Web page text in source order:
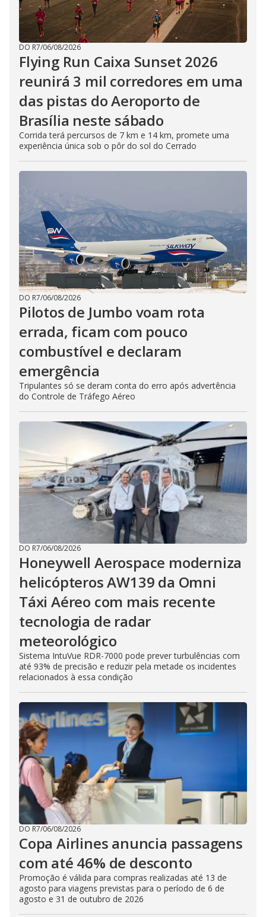
DO R7/06/08/2026
Flying Run Caixa Sunset 2026
reunirá 3 mil corredores em uma
das pistas do Aeroporto de
Brasília neste sábado
Corrida terá percursos de 7 km e 14 km, promete uma
experiência única sob o pôr do sol do Cerrado
DO R7/06/08/2026
Pilotos de Jumbo voam rota
errada, ficam com pouco
combustível e declaram
emergência
Tripulantes só se deram conta do erro após advertência
do Controle de Tráfego Aéreo
DO R7/06/08/2026
Honeywell Aerospace moderniza
helicópteros AW139 da Omni
Táxi Aéreo com mais recente
tecnologia de radar
meteorológico
Sistema IntuVue RDR-7000 pode prever turbulências com
até 93% de precisão e reduzir pela metade os incidentes
relacionados à essa condição
DO R7/06/08/2026
Copa Airlines anuncia passagens
com até 46% de desconto
Promoção é válida para compras realizadas até 13 de
agosto para viagens previstas para o período de 6 de
agosto e 31 de outubro de 2026